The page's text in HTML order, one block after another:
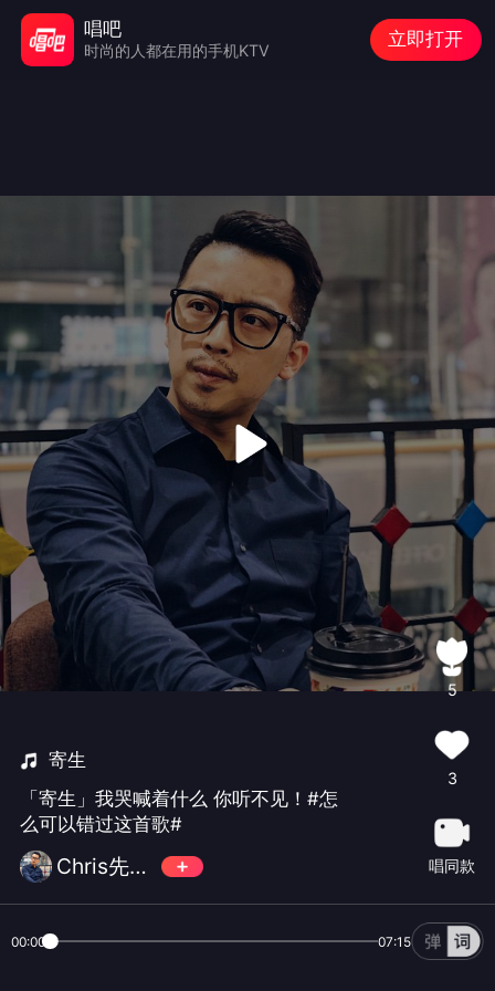
寄生
「寄生」我哭喊着什么 你听不见！#怎
么可以错过这首歌#
Chris先生是个胖子
5
3
唱同款
00:00 07:15
唱吧
时尚的人都在用的手机KTV
立即打开